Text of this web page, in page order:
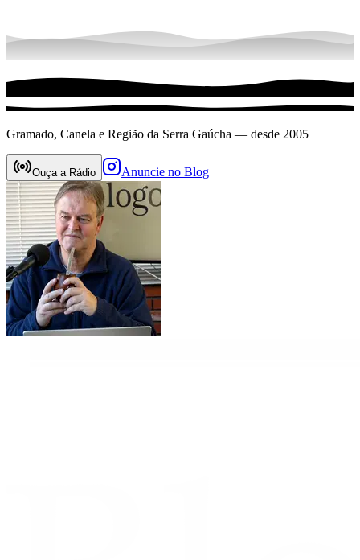
Gramado, Canela e Região da Serra Gaúcha — desde 2005
Ouça a Rádio Anuncie no Blog